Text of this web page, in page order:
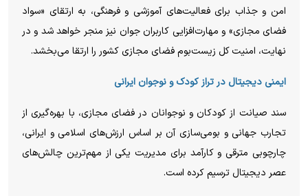
امن و جذاب برای فعالیت‌های آموزشی و فرهنگی، به ارتقای «سواد
فضای مجازی» و مهارت‌افزایی کاربران جوان نیز منجر خواهد شد و در
نهایت، امنیت کل زیست‌بوم فضای مجازی کشور را ارتقا می‌بخشد.
ایمنی دیجیتال در تراز کودک و نوجوان ایرانی
سند صیانت از کودکان و نوجوانان در فضای مجازی، با بهره‌گیری از
تجارب جهانی و بومی‌سازی آن بر اساس ارزش‌های اسلامی و ایرانی،
چارچوبی مترقی و کارآمد برای مدیریت یکی از مهم‌ترین چالش‌های
عصر دیجیتال ترسیم کرده است.